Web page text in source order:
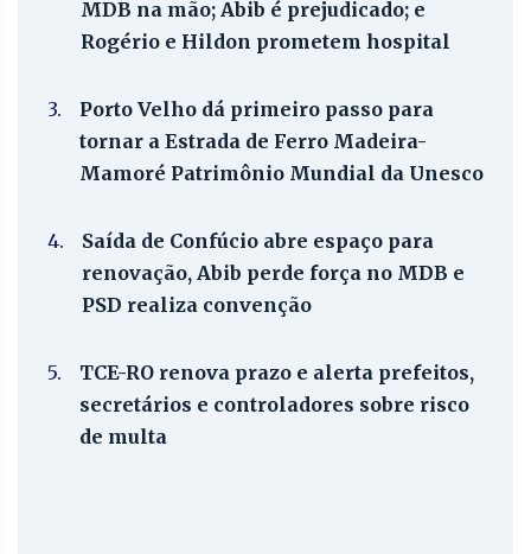
MDB na mão; Abib é prejudicado; e
Rogério e Hildon prometem hospital
3.
Porto Velho dá primeiro passo para
tornar a Estrada de Ferro Madeira-
Mamoré Patrimônio Mundial da Unesco
4.
Saída de Confúcio abre espaço para
renovação, Abib perde força no MDB e
PSD realiza convenção
5.
TCE-RO renova prazo e alerta prefeitos,
secretários e controladores sobre risco
de multa